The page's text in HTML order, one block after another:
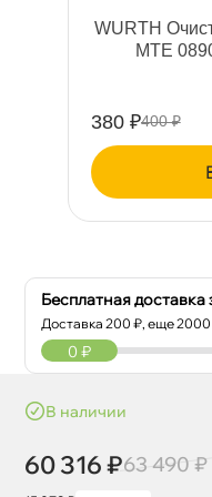
WURTH
MTE
380 ₽400 ₽
Бесплатная
Доставка200 ₽, еще2000
0 ₽
наличии
60 316 ₽63 490 ₽